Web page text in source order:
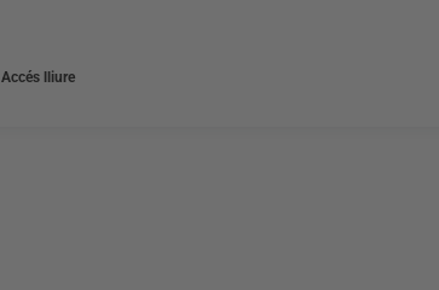
Accés lliure